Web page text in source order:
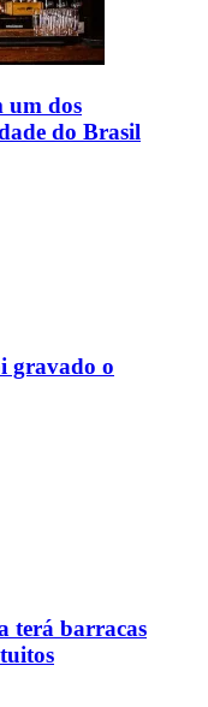
um dos
do Brasil
gravado o
terá barracas